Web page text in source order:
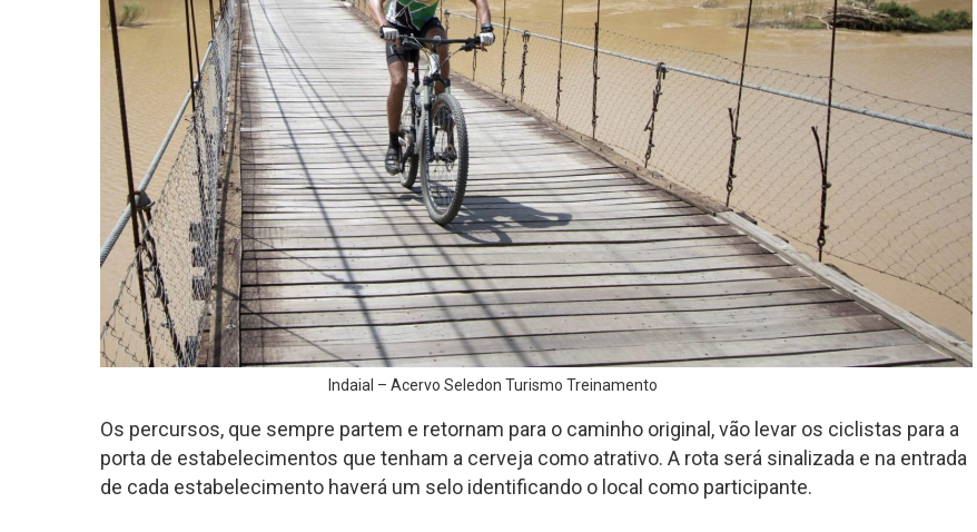
Indaial – Acervo Seledon Turismo Treinamento
Os percursos, que sempre partem e retornam para o caminho original, vão levar os ciclistas para a
porta de estabelecimentos que tenham a cerveja como atrativo. A rota será sinalizada e na entrada
de cada estabelecimento haverá um selo identificando o local como participante.